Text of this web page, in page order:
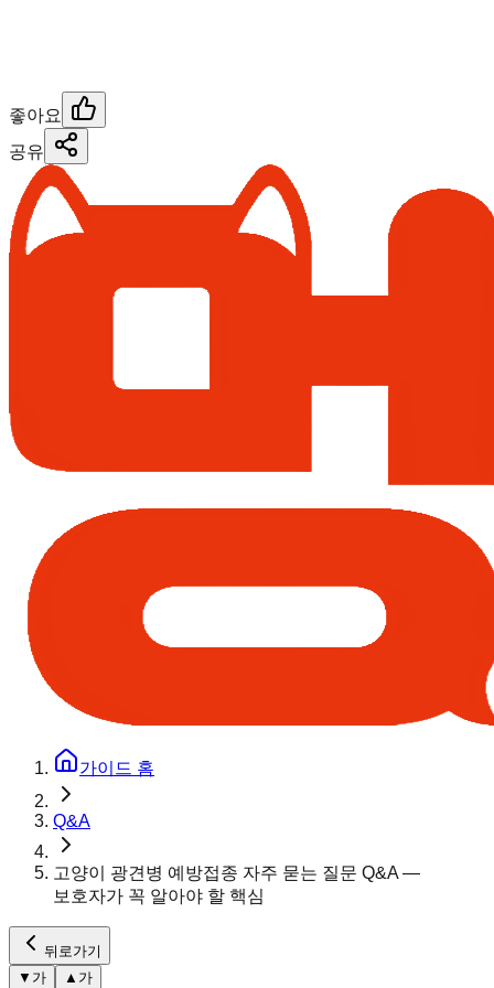
좋아요
공유
가이드 홈
Q&A
고양이 광견병 예방접종 자주 묻는 질문 Q&A —
보호자가 꼭 알아야 할 핵심
뒤로가기
▼ 가 ▲ 가